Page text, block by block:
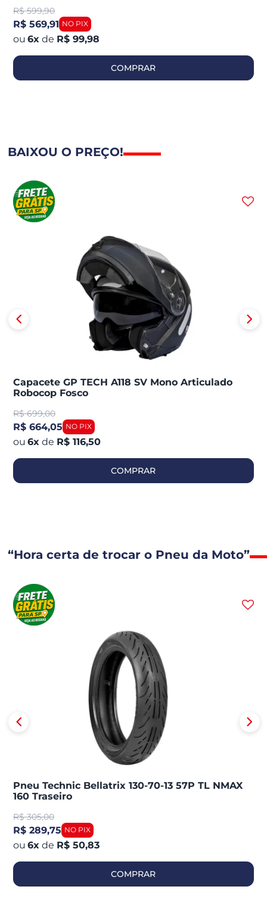
R$ 599,90
R$ 569,91
6x de R$ 99,98
COMPRAR
BAIXOU O PREÇO!
Capacete GP TECH A118 SV Mono Articulado
Robocop Fosco
R$ 699,00
R$ 664,05
6x de R$ 116,50
COMPRAR
“Hora certa de trocar o Pneu da Moto”
Pneu Technic Bellatrix 130-70-13 57P TL NMAX
160 Traseiro
R$ 305,00
R$ 289,75
6x de R$ 50,83
COMPRAR